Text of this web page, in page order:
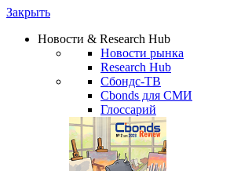
Надстройка XLS
Сбондс Люди
Новости & Research Hub
Новости рынка
Research Hub
Сбондс-ТВ
Cbonds для СМИ
Глоссарий